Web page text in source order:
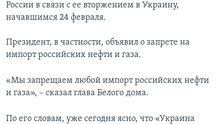
России в связи с ее вторжением в Украину,
начавшимся 24 февраля.
Президент, в частности, объявил о запрете на
импорт российских нефти и газа.
«Мы запрещаем любой импорт российских нефти
и газа», – сказал глава Белого дома.
По его словам, уже сегодня ясно, что «Украина